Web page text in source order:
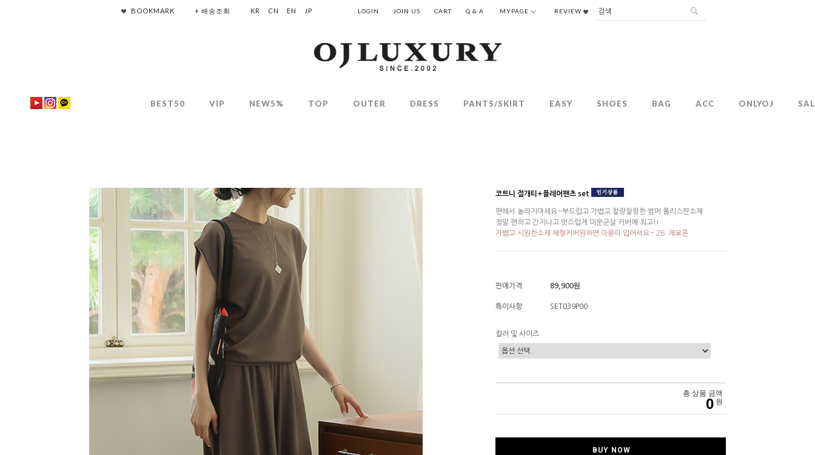
BOOKMARK + 배송조회 KR CN EN JP LOGIN JOIN US CART Q & A MYPAGE REVIEW
BEST50 VIP NEW5% TOP OUTER DRESS PANTS/SKIRT EASY SHOES BAG ACC ONLYOJ
코트니 절개티+플레어팬츠 set
편해서 놀라지마세요~부드럽고 가볍고 찰랑찰랑한 썸머 폴리스판소재
정말 편하고 간지나고 멋스럽게 미운군살 커버에 최고!!
가볍고 시원한소재 체형커버원하면 아묻따 입어셔요~ 26`재오픈
판매가격 89,900원
특이사항 SET039P00
컬러 및 사이즈
총 상품 금액
0 원
BUY NOW